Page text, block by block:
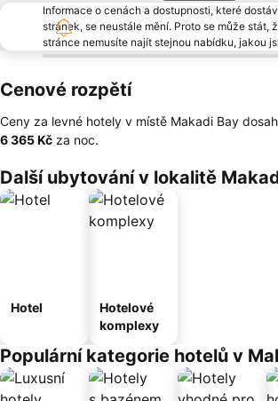
Informace o cenách a dostupnosti, které
stránek, se neustále mění. Proto se může stát,
stránce nemusíte najít stejnou nabídku, jakou
Cenové rozpětí
Ceny za levné hotely v místě Makadi Bay
‎6 365 Kč za noc.
Další ubytování v lokalitě
Hotel
Hotelové
komplexy
Populární kategorie hotelů v